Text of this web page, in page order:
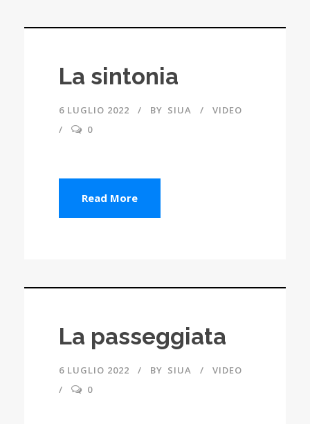
La sintonia
6 LUGLIO 2022 BY SIUA
VIDEO
0
Read More
La passeggiata
6 LUGLIO 2022 BY SIUA
VIDEO
0